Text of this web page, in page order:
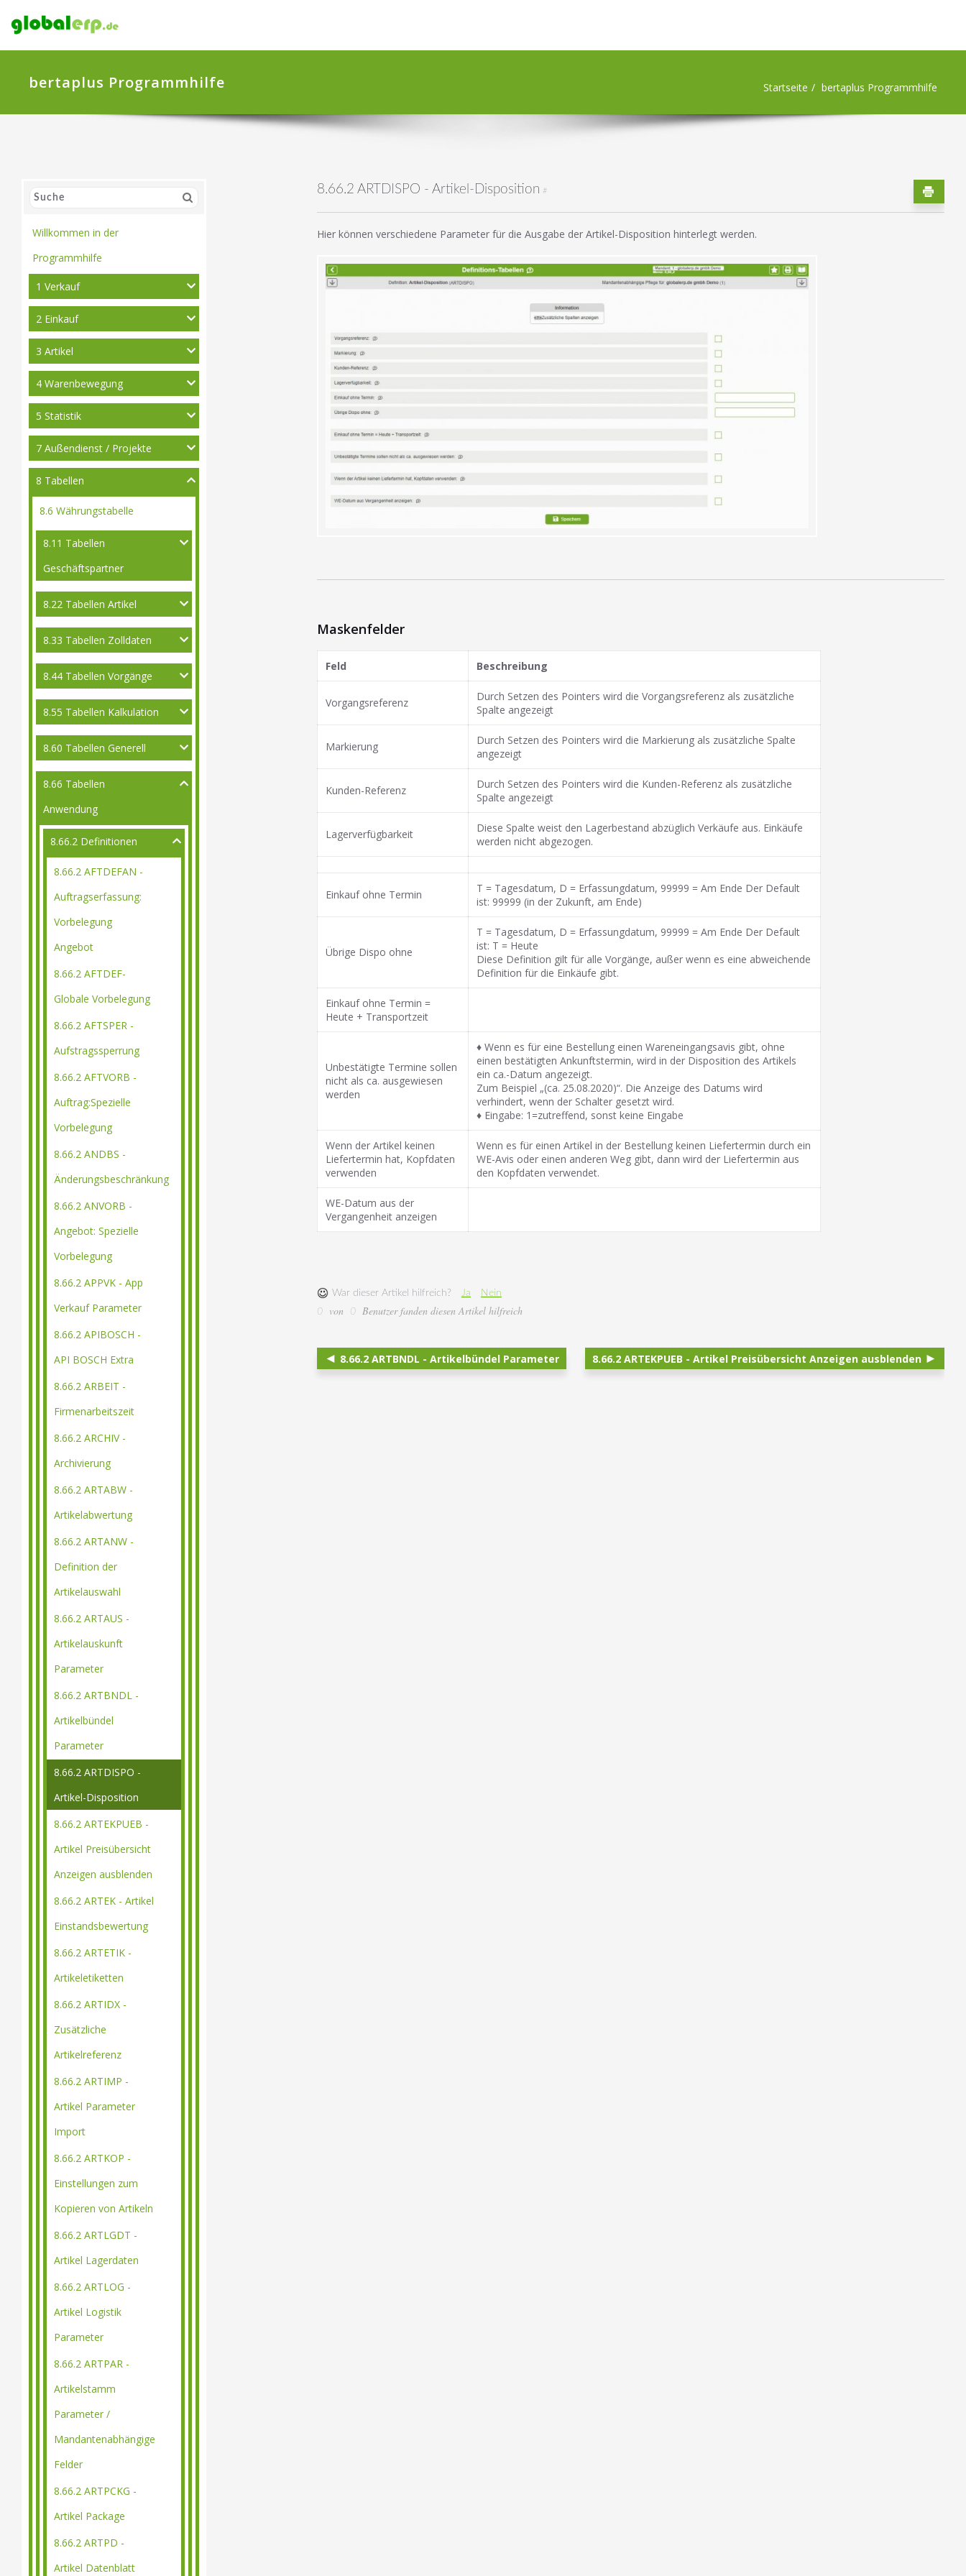
bertaplus Programmhilfe Startseite bertaplus Programmhilfe
Willkommen in der
Programmhilfe
1 Verkauf
2 Einkauf
3 Artikel
4 Warenbewegung
5 Statistik
7 Außendienst / Projekte
8 Tabellen
8.6 Währungstabelle
8.11 Tabellen
Geschäftspartner
8.22 Tabellen Artikel
8.33 Tabellen Zolldaten
8.44 Tabellen Vorgänge
8.55 Tabellen Kalkulation
8.60 Tabellen Generell
8.66 Tabellen
Anwendung
8.66.2 Definitionen
8.66.2 AFTDEFAN -
Auftragserfassung:
Vorbelegung
Angebot
8.66.2 AFTDEF-
Globale Vorbelegung
8.66.2 AFTSPER -
Aufstragssperrung
8.66.2 AFTVORB -
Auftrag:Spezielle
Vorbelegung
8.66.2 ANDBS -
Änderungsbeschränkung
8.66.2 ANVORB -
Angebot: Spezielle
Vorbelegung
8.66.2 APPVK - App
Verkauf Parameter
8.66.2 APIBOSCH -
API BOSCH Extra
8.66.2 ARBEIT -
Firmenarbeitszeit
8.66.2 ARCHIV -
Archivierung
8.66.2 ARTABW -
Artikelabwertung
8.66.2 ARTANW -
Definition der
Artikelauswahl
8.66.2 ARTAUS -
Artikelauskunft
Parameter
8.66.2 ARTBNDL -
Artikelbündel
Parameter
8.66.2 ARTDISPO -
Artikel-Disposition
8.66.2 ARTEKPUEB -
Artikel Preisübersicht
Anzeigen ausblenden
8.66.2 ARTEK - Artikel
Einstandsbewertung
8.66.2 ARTETIK -
Artikeletiketten
8.66.2 ARTIDX -
Zusätzliche
Artikelreferenz
8.66.2 ARTIMP -
Artikel Parameter
Import
8.66.2 ARTKOP -
Einstellungen zum
Kopieren von Artikeln
8.66.2 ARTLGDT -
Artikel Lagerdaten
8.66.2 ARTLOG -
Artikel Logistik
Parameter
8.66.2 ARTPAR -
Artikelstamm
Parameter /
Mandantenabhängige
Felder
8.66.2 ARTPCKG -
Artikel Package
8.66.2 ARTPD -
Artikel Datenblatt
8.66.2 ARTDISPO - Artikel-Disposition #
Hier können verschiedene Parameter für die Ausgabe der Artikel-Disposition hinterlegt werden.
Maskenfelder
Feld Beschreibung
Vorgangsreferenz
Durch Setzen des Pointers wird die Vorgangsreferenz als zusätzliche
Spalte angezeigt
Markierung
Durch Setzen des Pointers wird die Markierung als zusätzliche Spalte
angezeigt
Kunden-Referenz
Durch Setzen des Pointers wird die Kunden-Referenz als zusätzliche
Spalte angezeigt
Lagerverfügbarkeit
Diese Spalte weist den Lagerbestand abzüglich Verkäufe aus. Einkäufe
werden nicht abgezogen.
Einkauf ohne Termin
T = Tagesdatum, D = Erfassungdatum, 99999 = Am Ende Der Default
ist: 99999 (in der Zukunft, am Ende)
Übrige Dispo ohne
T = Tagesdatum, D = Erfassungdatum, 99999 = Am Ende Der Default
ist: T = Heute
Diese Definition gilt für alle Vorgänge, außer wenn es eine abweichende
Definition für die Einkäufe gibt.
Einkauf ohne Termin =
Heute + Transportzeit
Unbestätigte Termine sollen
nicht als ca. ausgewiesen
werden
♦ Wenn es für eine Bestellung einen Wareneingangsavis gibt, ohne
einen bestätigten Ankunftstermin, wird in der Disposition des Artikels
ein ca.-Datum angezeigt.
Zum Beispiel „(ca. 25.08.2020)“. Die Anzeige des Datums wird
verhindert, wenn der Schalter gesetzt wird.
♦ Eingabe: 1=zutreffend, sonst keine Eingabe
Wenn der Artikel keinen
Liefertermin hat, Kopfdaten
verwenden
Wenn es für einen Artikel in der Bestellung keinen Liefertermin durch ein
WE-Avis oder einen anderen Weg gibt, dann wird der Liefertermin aus
den Kopfdaten verwendet.
WE-Datum aus der
Vergangenheit anzeigen
War dieser Artikel hilfreich? Ja
Nein
0
von 0 Benutzer fanden diesen Artikel hilfreich
8.66.2 ARTBNDL - Artikelbündel Parameter 8.66.2 ARTEKPUEB - Artikel Preisübersicht Anzeigen ausblenden